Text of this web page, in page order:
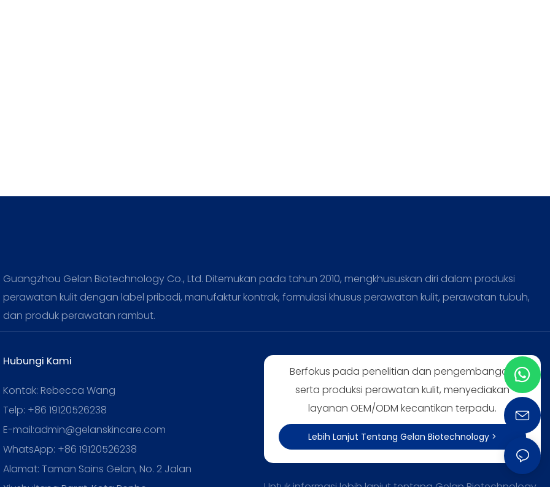
Guangzhou Gelan Biotechnology Co., Ltd. Ditemukan pada tahun 2010, mengkhususkan diri dalam produksi
perawatan kulit dengan label pribadi, manufaktur kontrak, formulasi khusus perawatan kulit, perawatan tubuh,
dan produk perawatan rambut.
Hubungi Kami
Kontak: Rebecca Wang
Telp: +86 19120526238
E-mail:admin@gelanskincare.com
WhatsApp: +86 19120526238
Alamat: Taman Sains Gelan, No. 2 Jalan
Berfokus pada penelitian dan pengembangan
serta produksi perawatan kulit, menyediakan
layanan OEM/ODM kecantikan terpadu.
Lebih Lanjut Tentang Gelan Biotechnology >